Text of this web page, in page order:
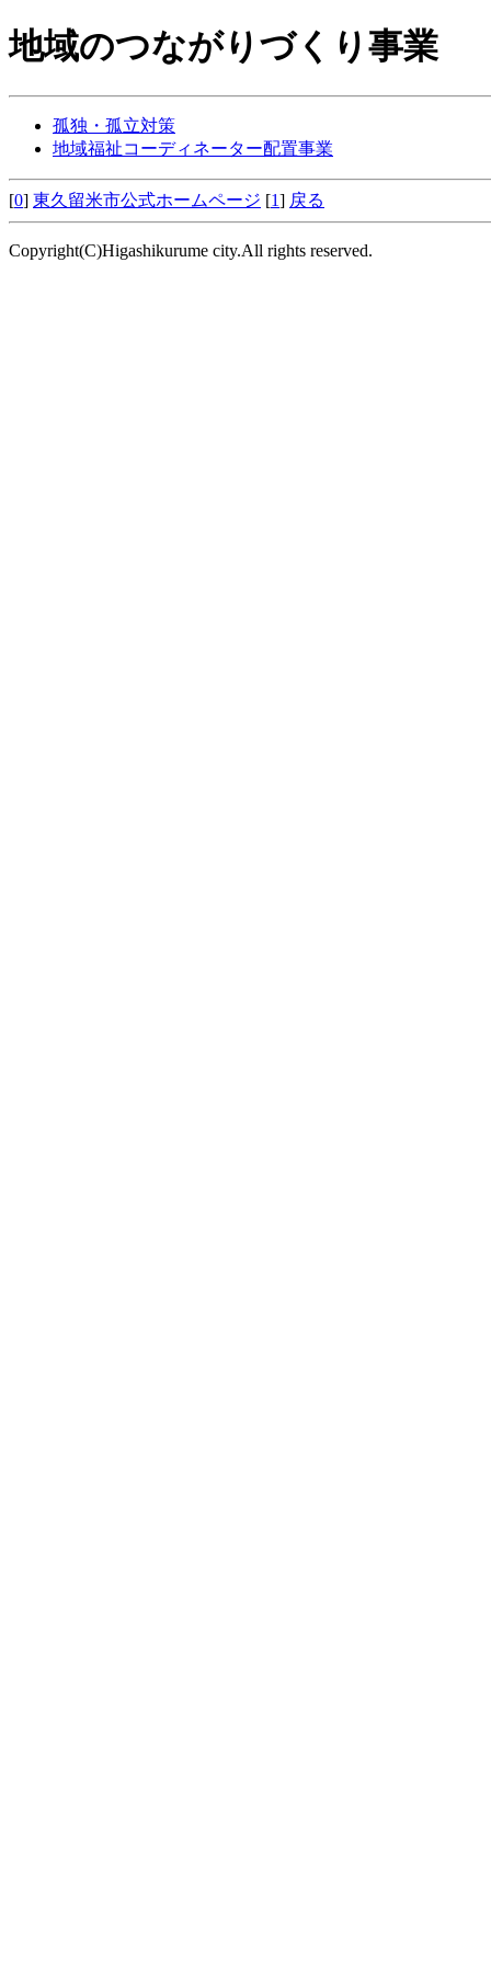
地域のつながりづくり事業
孤独・孤立対策
地域福祉コーディネーター配置事業
[0] 東久留米市公式ホームページ [1] 戻る
Copyright(C)Higashikurume city.All rights reserved.